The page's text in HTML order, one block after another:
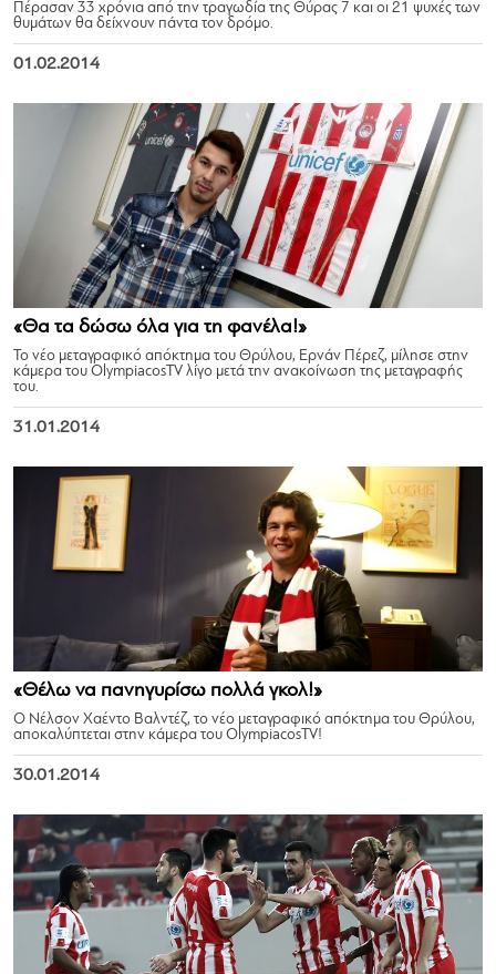
Πέρασαν 33 χρόνια από την τραγωδία της Θύρας 7 και οι 21 ψυχές των
θυμάτων θα δείχνουν πάντα τον δρόμο.
01.02.2014
«Θα τα δώσω όλα για τη φανέλα!»
Το νέο μεταγραφικό απόκτημα του Θρύλου, Ερνάν Πέρεζ, μίλησε στην
κάμερα του OlympiacosTV λίγο μετά την ανακοίνωση της μεταγραφής
του.
31.01.2014
«Θέλω να πανηγυρίσω πολλά γκολ!»
Ο Νέλσον Χαέντο Βαλντέζ, το νέο μεταγραφικό απόκτημα του Θρύλου,
αποκαλύπτεται στην κάμερα του OlympiacosTV!
30.01.2014